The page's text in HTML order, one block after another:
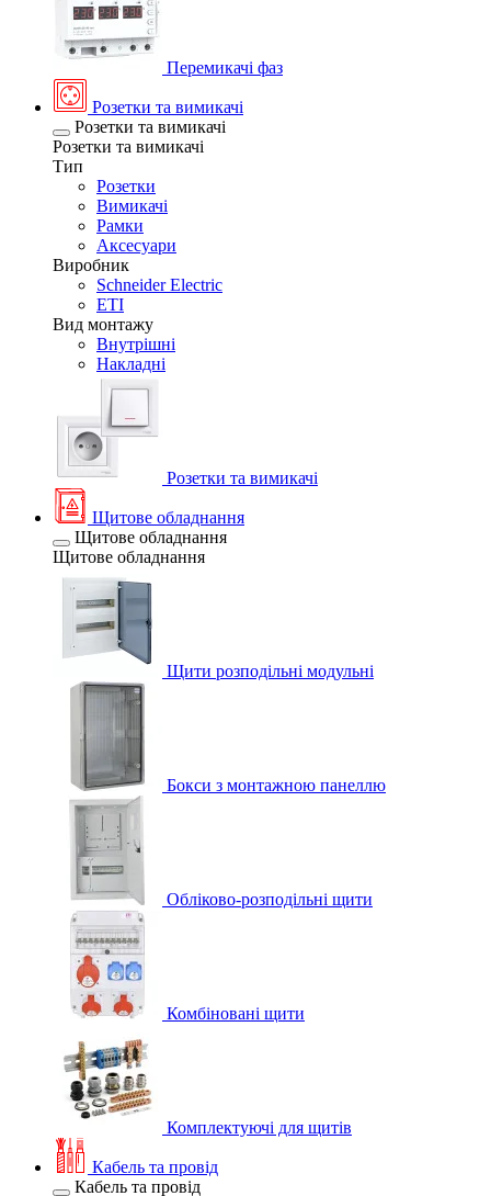
Перемикачі фаз
Розетки та вимикачі
Розетки та вимикачі
Розетки та вимикачі
Тип
Розетки
Вимикачі
Рамки
Аксесуари
Виробник
Schneider Electric
ETI
Вид монтажу
Внутрішні
Накладні
Розетки та вимикачі
Щитове обладнання
Щитове обладнання
Щитове обладнання
Щити розподільні модульні
Бокси з монтажною панеллю
Обліково-розподільні щити
Комбіновані щити
Комплектуючі для щитів
Кабель та провід
Кабель та провід